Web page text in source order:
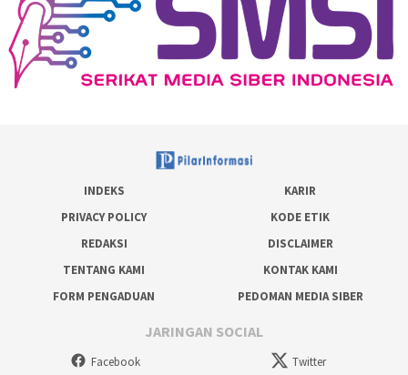
INDEKS
KARIR
PRIVACY POLICY
KODE ETIK
REDAKSI
DISCLAIMER
TENTANG KAMI
KONTAK KAMI
FORM PENGADUAN
PEDOMAN MEDIA SIBER
JARINGAN SOCIAL
Facebook Twitter